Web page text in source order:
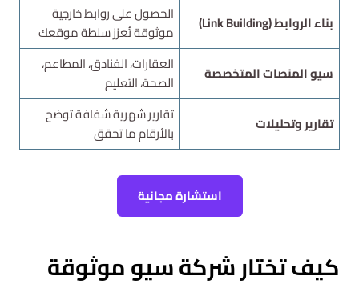
بناء الروابط (Link Building)
الحصول على روابط خارجية
موثوقة تُعزز سلطة موقعك
سيو المنصات المتخصصة
العقارات، الفنادق، المطاعم،
الصحة، التعليم
تقارير وتحليلات
تقارير شهرية شفافة توضح
بالأرقام ما تحقق
استشارة مجانية
كيف تختار شركة سيو موثوقة